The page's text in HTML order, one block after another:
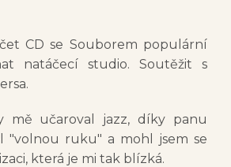
CD se Souborem populární
natáčecí studio. Soutěžit s
mě učaroval jazz, díky panu
"volnou ruku" a mohl jsem se
která je mi tak blízká.